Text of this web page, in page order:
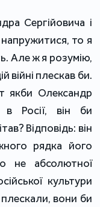
Сергійовича і
то я
Але ж я розумію,
війні плескав би.
якби Олександр
в Росії, він би
Відповідь: він
рядка його
не абсолютної
культури
вони би